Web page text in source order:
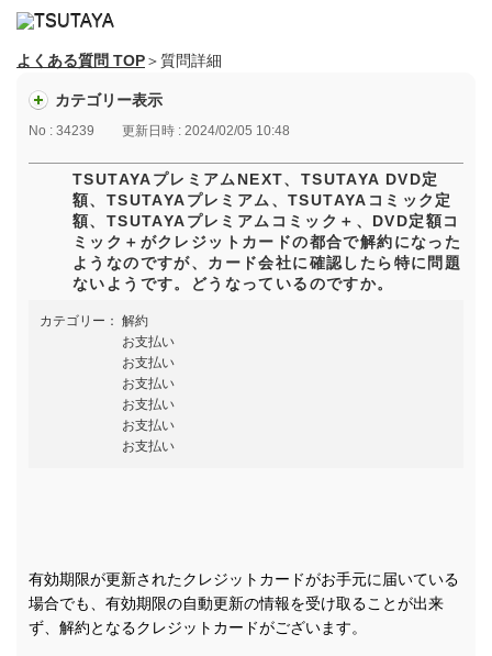
よくある質問 TOP＞質問詳細
カテゴリー表示
No : 34239 更新日時 : 2024/02/05 10:48
TSUTAYAプレミアムNEXT、TSUTAYA DVD定
額、TSUTAYAプレミアム、TSUTAYAコミック定
額、TSUTAYAプレミアムコミック＋、DVD定額コ
ミック＋がクレジットカードの都合で解約になった
ようなのですが、カード会社に確認したら特に問題
ないようです。どうなっているのですか。
カテゴリー： 解約
お支払い
お支払い
お支払い
お支払い
お支払い
お支払い
有効期限が更新されたクレジットカードがお手元に届いている
場合でも、有効期限の自動更新の情報を受け取ることが出来
ず、解約となるクレジットカードがございます。